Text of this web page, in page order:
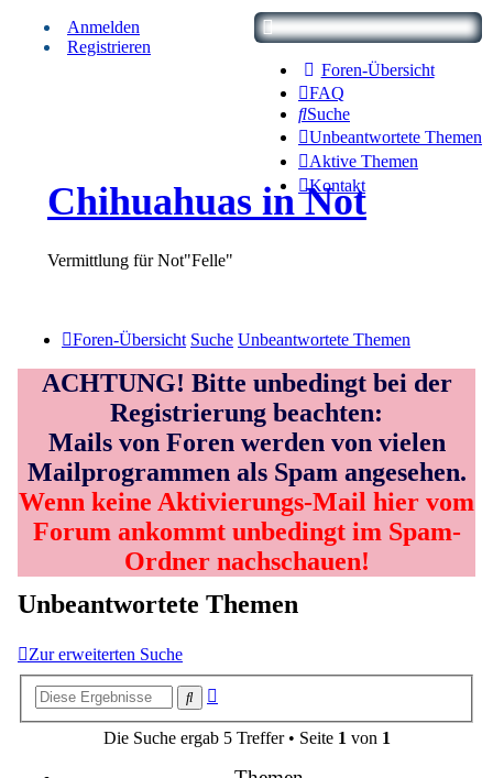
Foren-Übersicht
FAQ
Suche
Unbeantwortete Themen
Aktive Themen
Kontakt
Anmelden
Registrieren
Chihuahuas in Not
Vermittlung für Not"Felle"
Foren-Übersicht Suche Unbeantwortete Themen
ACHTUNG! Bitte unbedingt bei der
Registrierung beachten:
Mails von Foren werden von vielen
Mailprogrammen als Spam angesehen.
Wenn keine Aktivierungs-Mail hier vom
Forum ankommt unbedingt im Spam-
Ordner nachschauen!
Unbeantwortete Themen
Zur erweiterten Suche
Suche
Die Suche ergab 5 Treffer • Seite 1 von 1